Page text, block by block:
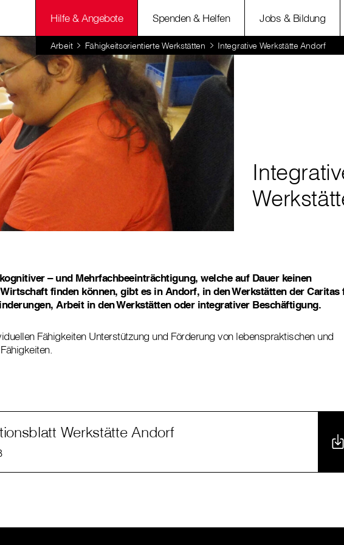
Hilfe & Angebote Spenden & Helfen Jobs & Bildung
Arbeit Fähigkeitsorientierte Werkstätten Integrative Werkstätte Andorf
– und Mehrfachbeeinträchtigung, welche auf Dauer keinen
finden können, gibt es in Andorf, in den Werkstätten der Caritas
Arbeit in den Werkstätten oder integrativer Beschäftigung.
Fähigkeiten Unterstützung und Förderung von lebenspraktischen und
Werkstätte Andorf